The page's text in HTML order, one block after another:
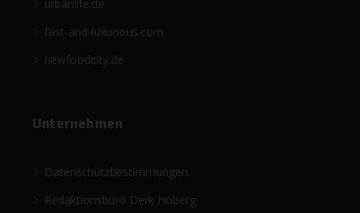
urbanlife.de
fast-and-luxurious.com
newfoodcity.de
Unternehmen
Datenschutzbestimmungen
Redaktionsbüro Derk Hoberg